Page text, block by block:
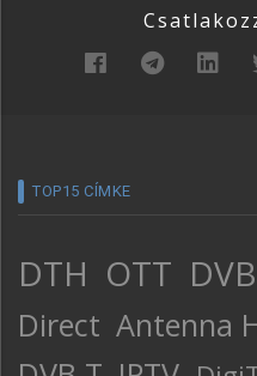
TOP15 CÍMKE
DTH OTT
Direct Antenna